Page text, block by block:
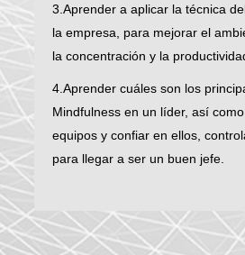
3.Aprender a aplicar la técnica
la empresa, para mejorar el
la concentración y la
4.Aprender cuáles son los
Mindfulness en un líder, así
equipos y confiar en ellos,
para llegar a ser un buen jefe.